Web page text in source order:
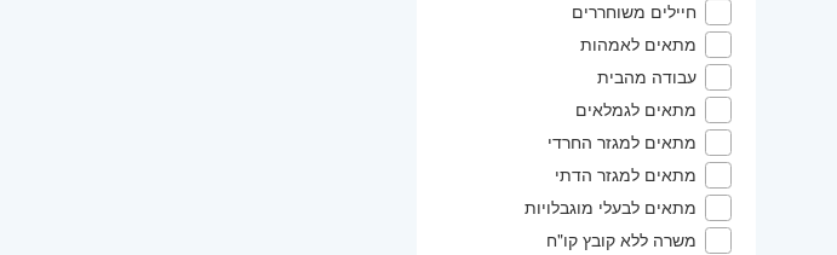
חיילים משוחררים
מתאים לאמהות
עבודה מהבית
מתאים לגמלאים
מתאים למגזר החרדי
מתאים למגזר הדתי
מתאים לבעלי מוגבלויות
משרה ללא קובץ קו"ח